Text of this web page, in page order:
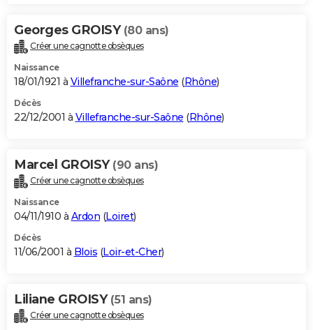
Georges GROISY (80 ans)
Créer une cagnotte obsèques
Naissance
18/01/1921 à Villefranche-sur-Saône (Rhône)
Décès
22/12/2001 à Villefranche-sur-Saône (Rhône)
Marcel GROISY (90 ans)
Créer une cagnotte obsèques
Naissance
04/11/1910 à Ardon (Loiret)
Décès
11/06/2001 à Blois (Loir-et-Cher)
Liliane GROISY (51 ans)
Créer une cagnotte obsèques